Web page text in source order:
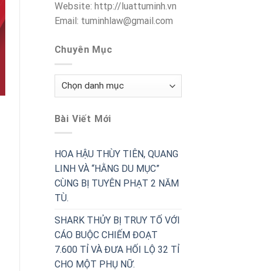
Website: http://luattuminh.vn
Email: tuminhlaw@gmail.com
Chuyên Mục
Chuyên
Bài Viết Mới
HOA HẬU THÙY TIÊN, QUANG
LINH VÀ “HẰNG DU MỤC”
CÙNG BỊ TUYÊN PHẠT 2 NĂM
TÙ.
SHARK THỦY BỊ TRUY TỐ VỚI
CÁO BUỘC CHIẾM ĐOẠT
7.600 TỈ VÀ ĐƯA HỐI LỘ 32 TỈ
CHO MỘT PHỤ NỮ.